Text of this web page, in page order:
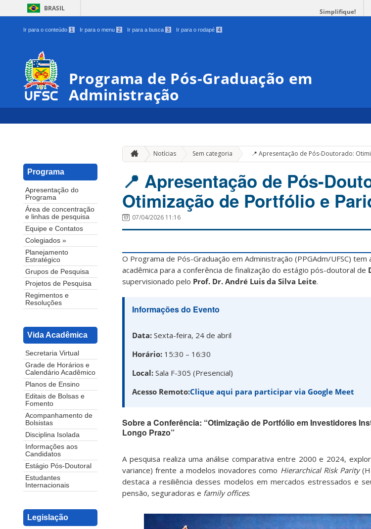
BRASIL Simplifique!
Ir para o conteúdo 1 Ir para o menu 2 Ir para a busca 3 Ir para o rodapé 4
Programa de Pós-Graduação em
Administração
Programa
Apresentação do
Programa
Área de concentração
e linhas de pesquisa
Equipe e Contatos
Colegiados »
Planejamento
Estratégico
Grupos de Pesquisa
Projetos de Pesquisa
Regimentos e
Resoluções
Vida Acadêmica
Secretaria Virtual
Grade de Horários e
Calendário Acadêmico
Planos de Ensino
Editais de Bolsas e
Fomento
Acompanhamento de
Bolsistas
Disciplina Isolada
Informações aos
Candidatos
Estágio Pós-Doutoral
Estudantes
Internacionais
Legislação
Notícias Sem categoria » 📍 Apresentação de Pós-Doutorado:
📍 Apresentação de Pós-
Otimização de Portfólio e
07/04/2026 11:16
O Programa de Pós-Graduação em Administração (PPGAdm/UFSC) tem
acadêmica para a conferência de finalização do estágio pós-doutoral de
supervisionado pelo Prof. Dr. André Luis da Silva Leite.
Informações do Evento
Data: Sexta-feira, 24 de abril
Horário: 15:30 – 16:30
Local: Sala F-305 (Presencial)
Acesso Remoto:Clique aqui para participar via Google Meet
Sobre a Conferência: “Otimização de Portfólio em Investidores
Longo Prazo”
A pesquisa realiza uma análise comparativa entre 2000 e 2024,
variance) frente a modelos inovadores como Hierarchical Risk Parity
destaca a resiliência desses modelos em mercados estressados e
pensão, seguradoras e family offices.